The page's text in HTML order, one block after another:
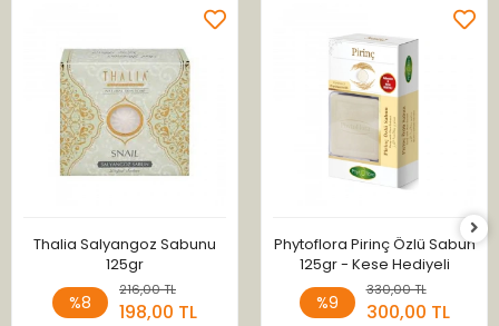
Thalia Salyangoz Sabunu
125gr
%8
216,00 TL
198,00 TL
Phytoflora Pirinç Özlü Sabun
125gr - Kese Hediyeli
%9
330,00 TL
300,00 TL